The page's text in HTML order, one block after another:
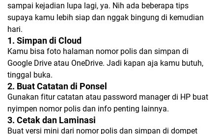
sampai kejadian lupa lagi, ya. Nih ada beberapa tips
supaya kamu lebih siap dan nggak bingung di kemudian
hari.
1. Simpan di Cloud
Kamu bisa foto halaman nomor polis dan simpan di
Google Drive atau OneDrive. Jadi kapan aja kamu butuh,
tinggal buka.
2. Buat Catatan di Ponsel
Gunakan fitur catatan atau password manager di HP buat
nyimpen nomor polis dan info penting lainnya.
3. Cetak dan Laminasi
Buat versi mini dari nomor polis dan simpan di dompet